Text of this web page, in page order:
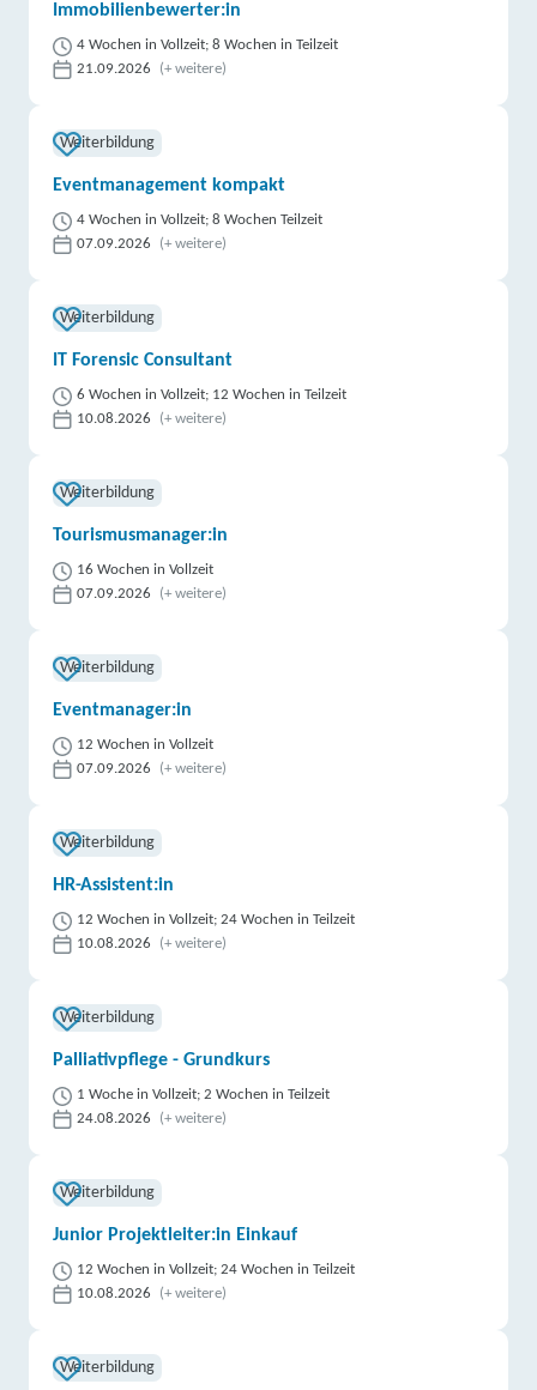
Immobilienbewerter:in
4 Wochen in Vollzeit; 8 Wochen in Teilzeit
21.09.2026
(+ weitere)
Weiterbildung
Eventmanagement kompakt
4 Wochen in Vollzeit; 8 Wochen Teilzeit
07.09.2026
(+ weitere)
Weiterbildung
IT Forensic Consultant
6 Wochen in Vollzeit; 12 Wochen in Teilzeit
10.08.2026
(+ weitere)
Weiterbildung
Tourismusmanager:in
16 Wochen in Vollzeit
07.09.2026
(+ weitere)
Weiterbildung
Eventmanager:in
12 Wochen in Vollzeit
07.09.2026
(+ weitere)
Weiterbildung
HR-Assistent:in
12 Wochen in Vollzeit; 24 Wochen in Teilzeit
10.08.2026
(+ weitere)
Weiterbildung
Palliativpflege - Grundkurs
1 Woche in Vollzeit; 2 Wochen in Teilzeit
24.08.2026
(+ weitere)
Weiterbildung
Junior Projektleiter:in Einkauf
12 Wochen in Vollzeit; 24 Wochen in Teilzeit
10.08.2026
(+ weitere)
Weiterbildung